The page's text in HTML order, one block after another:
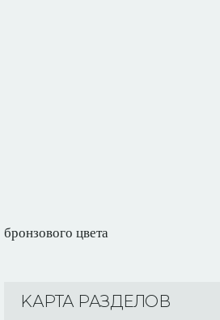
бронзового цвета
KАРТА РАЗДЕЛОВ